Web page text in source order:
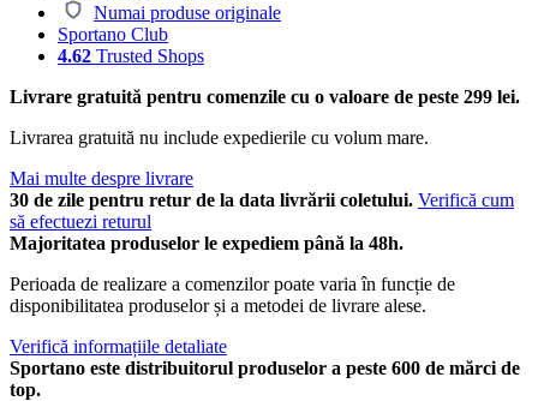
Numai produse originale
Sportano Club
4.62 Trusted Shops
Livrare gratuită pentru comenzile cu o valoare de peste 299 lei.
Livrarea gratuită nu include expedierile cu volum mare.
Mai multe despre livrare
30 de zile pentru retur de la data livrării coletului. Verifică cum
să efectuezi returul
Majoritatea produselor le expediem până la 48h.
Perioada de realizare a comenzilor poate varia în funcție de
disponibilitatea produselor și a metodei de livrare alese.
Verifică informațiile detaliate
Sportano este distribuitorul produselor a peste 600 de mărci de
top.